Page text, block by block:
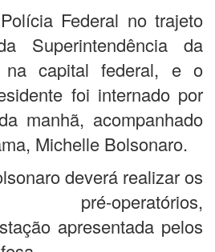
Federal no trajeto
Superintendência da
na capital federal, e o
foi internado por
manhã, acompanhado
Michelle Bolsonaro.
deverá realizar os
operatórios,
apresentada pelos